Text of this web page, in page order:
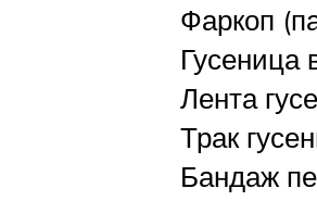
Фаркоп
Гусеница
Лента
Трак
Бандаж